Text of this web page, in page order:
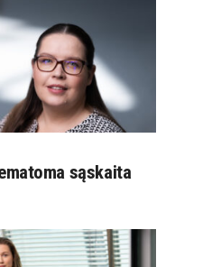
sąskaita